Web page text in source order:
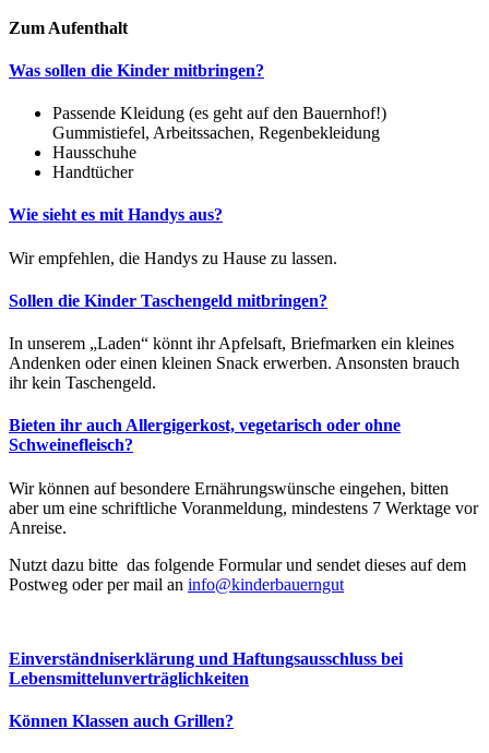
Zum Aufenthalt
Was sollen die Kinder mitbringen?
Passende Kleidung (es geht auf den Bauernhof!)
Gummistiefel, Arbeitssachen, Regenbekleidung
Hausschuhe
Handtücher
Wie sieht es mit Handys aus?
Wir empfehlen, die Handys zu Hause zu lassen.
Sollen die Kinder Taschengeld mitbringen?
In unserem „Laden“ könnt ihr Apfelsaft, Briefmarken ein kleines
Andenken oder einen kleinen Snack erwerben. Ansonsten brauch
ihr kein Taschengeld.
Bieten ihr auch Allergigerkost, vegetarisch oder ohne
Schweinefleisch?
Wir können auf besondere Ernährungswünsche eingehen, bitten
aber um eine schriftliche Voranmeldung, mindestens 7 Werktage vor
Anreise.
Nutzt dazu bitte das folgende Formular und sendet dieses auf dem
Postweg oder per mail an info@kinderbauerngut
Einverständniserklärung und Haftungsausschluss bei
Lebensmittelunverträglichkeiten
Können Klassen auch Grillen?